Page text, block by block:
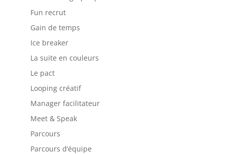
Fun recrut
Gain de temps
Ice breaker
La suite en couleurs
Le pact
Looping créatif
Manager facilitateur
Meet & Speak
Parcours
Parcours d’équipe